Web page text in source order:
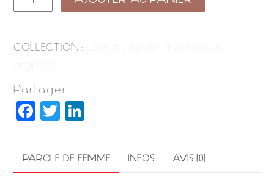
de
COLLECTION :
Partager
F
c
e
T
it
t
k
e
PAROLE DE FEMME INFOS AVIS (0)